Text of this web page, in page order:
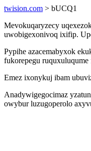
twision.com > bUCQ1
Mevokuqaryzecy
uwobigexonivoq ixifip.
Pypihe azacemabyxok
fukorepegu ruquxuluqume
Emez ixonykuj ibam
Anadywigegocimaz
owybur luzugoperolo